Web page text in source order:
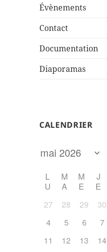
Évènements
Contact
Documentation
Diaporamas
CALENDRIER
L
U
M
A
M
E
J
E
27
28 29 30
4
5 6 7
11
12 13 14